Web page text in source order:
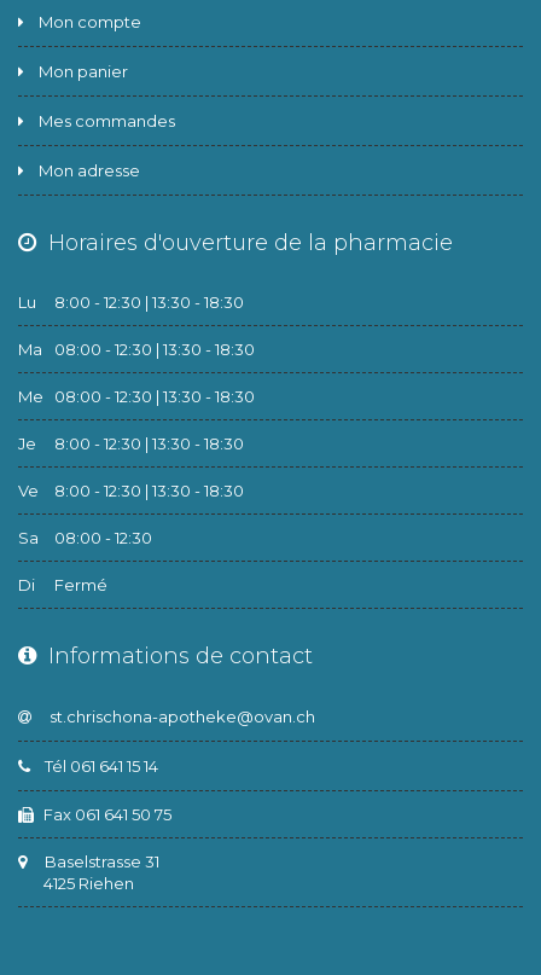
Mon compte
Mon panier
Mes commandes
Mon adresse
Horaires d'ouverture de la pharmacie
Lu 8:00 - 12:30 | 13:30 - 18:30
Ma 08:00 - 12:30 | 13:30 - 18:30
Me 08:00 - 12:30 | 13:30 - 18:30
Je 8:00 - 12:30 | 13:30 - 18:30
Ve 8:00 - 12:30 | 13:30 - 18:30
Sa 08:00 - 12:30
Di Fermé
Informations de contact
Tél 061 641 15 14
Fax 061 641 50 75
Baselstrasse 31
4125 Riehen